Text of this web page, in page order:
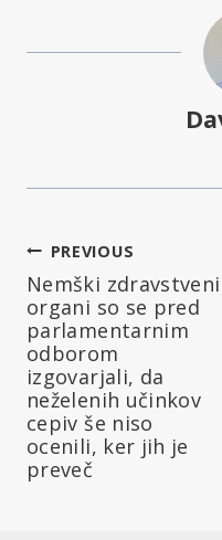
Navigacija
prispevka
PREVIOUS
Nemški zdravstveni
organi so se pred
parlamentarnim
odborom
izgovarjali, da
neželenih učinkov
cepiv še niso
ocenili, ker jih je
preveč